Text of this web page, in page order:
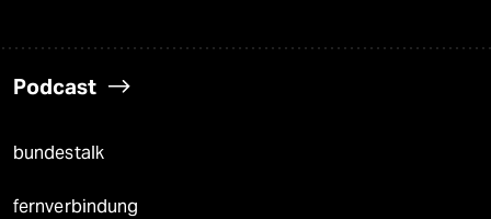
Podcast
bundestalk
fernverbindung